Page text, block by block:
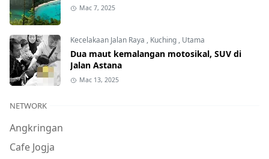
Mac 7, 2025
Kecelakaan Jalan Raya , Kuching, Utama
Dua maut kemalangan motosikal, SUV di
Jalan Astana
Mac 13, 2025
NETWORK
Angkringan
Cafe Jogja